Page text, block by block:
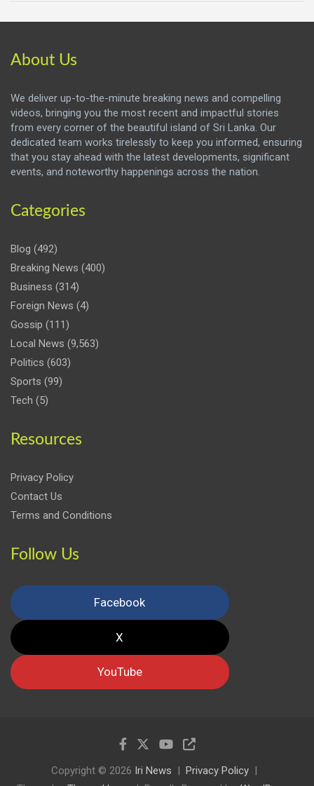
About Us
We deliver up-to-the-minute breaking news and compelling
videos, bringing you the most recent and impactful stories
from every corner of the beautiful island of Sri Lanka. Our
dedicated team works tirelessly to keep you informed, ensuring
that you stay ahead with the latest developments, significant
events, and noteworthy happenings across the nation.
Categories
Blog (492)
Breaking News (400)
Business (314)
Foreign News (4)
Gossip (111)
Local News (9,563)
Politics (603)
Sports (99)
Tech (5)
Resources
Privacy Policy
Contact Us
Terms and Conditions
Follow Us
Facebook
X
YouTube
Copyright © 2026 Iri News
Privacy Policy